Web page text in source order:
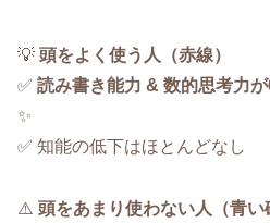
💡 頭をよく使う人（赤線）
✅ 読み書き能力 & 数的思考力
✨
✅ 知能の低下はほとんどなし
⚠️ 頭をあまり使わない人（青い